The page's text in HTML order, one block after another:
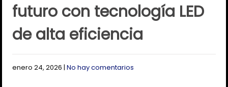
futuro con tecnología LED
de alta eficiencia
enero 24, 2026 |No hay comentarios